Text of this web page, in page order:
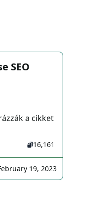
SEO
a cikket
16,161
19, 2023